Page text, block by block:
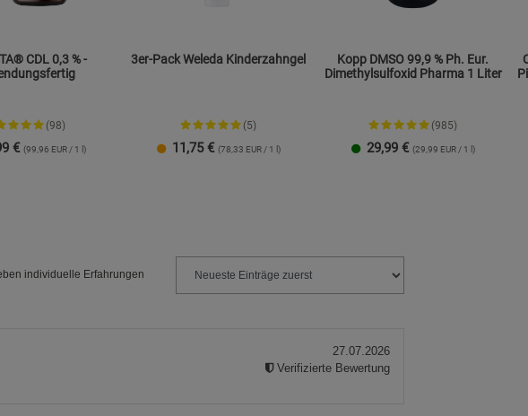
CDL 0,3 % -
(98)
€ (99,96 EUR / 1 l)
3er-Pack Weleda Kinderzahngel
(5)
11,75 € (78,33 EUR / 1 l)
Kopp DMSO 99,9 % Ph. Eur.
Dimethylsulfoxid Pharma 1 Liter
(985)
29,99 € (29,99 EUR / 1 l)
individuelle Erfahrungen
27.07.2026
Verifizierte Bewertung